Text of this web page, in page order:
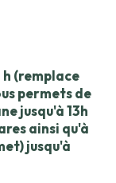
h (remplace
permets de
jusqu'à 13h
ainsi qu'à
jusqu'à